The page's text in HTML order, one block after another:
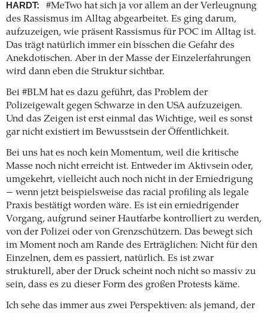
HARDT:
#MeTwo hat sich ja vor allem an der Verleugnung
des Rassismus im Alltag abgearbeitet. Es ging darum,
aufzuzeigen, wie präsent Rassismus für POC im Alltag ist.
Das trägt natürlich immer ein bisschen die Gefahr des
Anekdotischen. Aber in der Masse der Einzelerfahrungen
wird dann eben die Struktur sichtbar.
Bei #BLM hat es dazu geführt, das Problem der
Polizeigewalt gegen Schwarze in den USA aufzuzeigen.
Und das Zeigen ist erst einmal das Wichtige, weil es sonst
gar nicht existiert im Bewusstsein der Öffentlichkeit.
Bei uns hat es noch kein Momentum, weil die kritische
Masse noch nicht erreicht ist. Entweder im Aktivsein oder,
umgekehrt, vielleicht auch noch nicht in der Erniedrigung
− wenn jetzt beispielsweise das racial profiling als legale
Praxis bestätigt worden wäre. Es ist ein erniedrigender
Vorgang, aufgrund seiner Hautfarbe kontrolliert zu werden,
von der Polizei oder von Grenzschützern. Das bewegt sich
im Moment noch am Rande des Erträglichen: Nicht für den
Einzelnen, dem es passiert, natürlich. Es ist zwar
strukturell, aber der Druck scheint noch nicht so massiv zu
sein, dass es zu dieser Form des großen Protests käme.
Ich sehe das immer aus zwei Perspektiven: als jemand, der